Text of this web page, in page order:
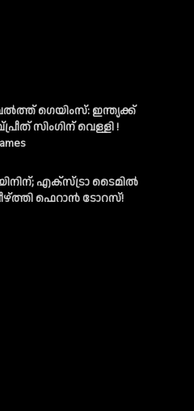
ഗെയിംസ്: ഇന്ത്യക്ക്
സിംഗിന് വെള്ളി !
എക്സ്ട്രാ ടൈമിൽ
ഫെറാൻ ടോറസ്!